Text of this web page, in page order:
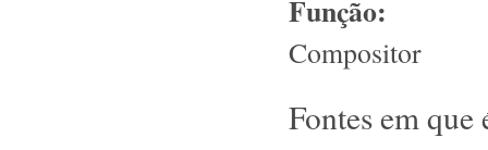
Função:
Compositor
Fontes em que